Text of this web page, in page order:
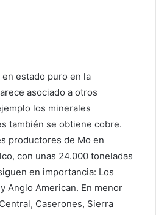
estado puro en la
asociado a otros
los minerales
también se obtiene cobre.
productores de Mo en
con unas 24.000 toneladas
en importancia: Los
Anglo American. En menor
Caserones, Sierra